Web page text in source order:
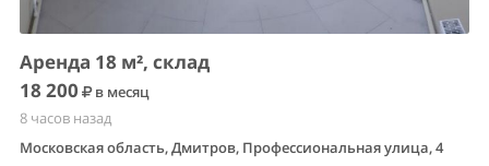
Аренда 18 м², склад
18 200
в месяц
8 часов назад
Московская область, Дмитров, Профессиональная улица, 4